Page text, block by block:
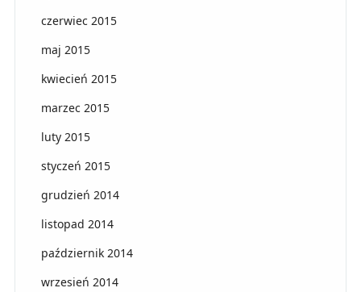
czerwiec 2015
maj 2015
kwiecień 2015
marzec 2015
luty 2015
styczeń 2015
grudzień 2014
listopad 2014
październik 2014
wrzesień 2014